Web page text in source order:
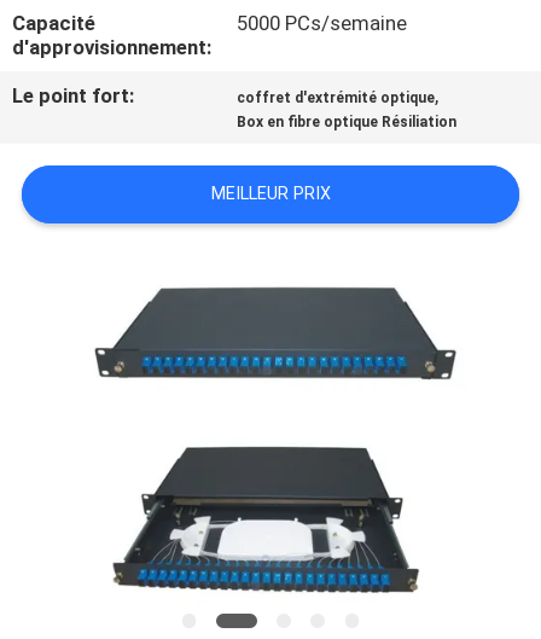
CONTACTEZ-
NOUS
UNE
CITATION
Capacité
d'approvisionnement:
5000 PCs/semaine
Le point fort: coffret d'extrémité optique,
Box en fibre optique Résiliation
MEILLEUR PRIX